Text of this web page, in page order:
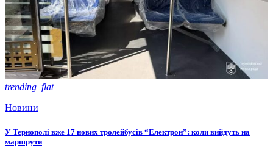
trending_flat
Новини
У Тернополі вже 17 нових тролейбусів “Електрон”: коли вийдуть на
маршрути